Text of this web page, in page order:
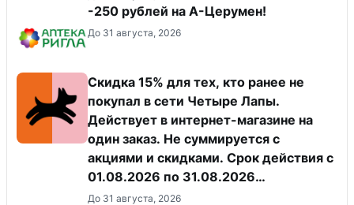
-250 рублей на А-Церумен!
До 31 августа, 2026
Скидка 15% для тех, кто ранее не
покупал в сети Четыре Лапы.
Действует в интернет-магазине на
один заказ. Не суммируется с
акциями и скидками. Срок действия с
01.08.2026 по 31.08.2026
(включительно).
До 31 августа, 2026